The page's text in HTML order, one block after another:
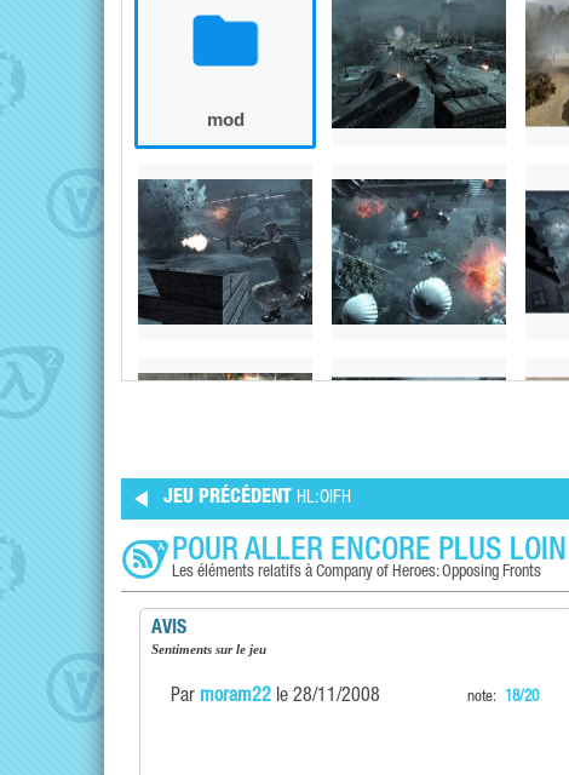
JEU PRÉCÉDENT HL:OIFH
POUR ALLER ENCORE PLUS LOIN
Les éléments relatifs à Company of Heroes: Opposing Fronts
AVIS
Sentiments sur le jeu
note: 18/20
Par moram22 le 28/11/2008